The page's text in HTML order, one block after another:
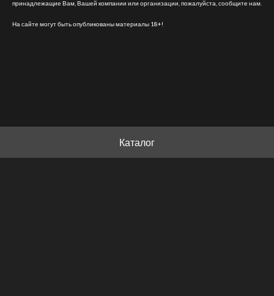
принадлежащие Вам, Вашей компании или организации, пожалуйста, сообщите нам.
На сайте могут быть опубликованы материалы 18+!
Каталог